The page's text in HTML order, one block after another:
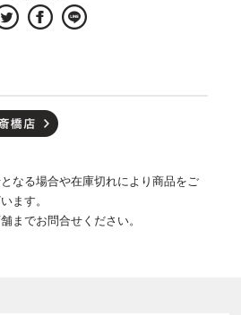
なる場合や在庫切れにより商品をご
ます。
までお問合せください。